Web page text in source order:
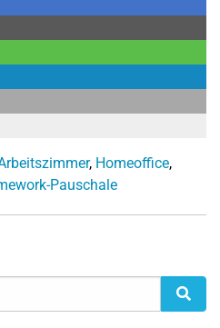
, Homeoffice,
Pauschale